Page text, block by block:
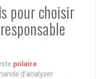
pour choisir
polaire
d’analyser